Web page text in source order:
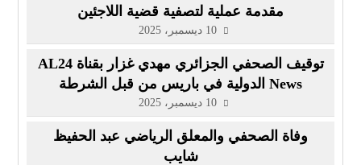
مقدمة عملية لتصفية قضية اللاجئين
10 ديسمبر، 2025
توقيف الصحفي الجزائري مهدي غزار بقناة AL24
News الدولية في باريس من قبل الشرطة
الفرنسية10 ديسمبر، 2025
وفاة الصحفي والمعلق الرياضي عبد الحفيظ
شايب